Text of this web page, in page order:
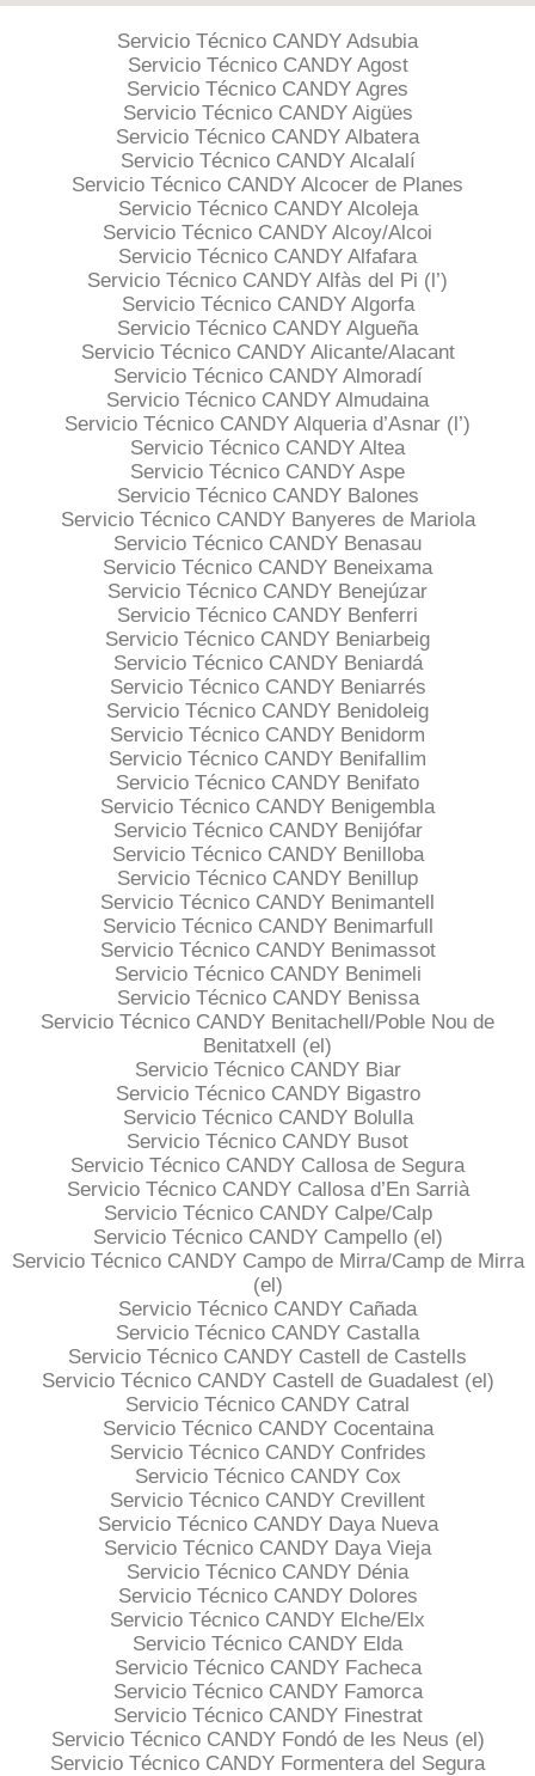
Servicio Técnico CANDY Adsubia
Servicio Técnico CANDY Agost
Servicio Técnico CANDY Agres
Servicio Técnico CANDY Aigües
Servicio Técnico CANDY Albatera
Servicio Técnico CANDY Alcalalí
Servicio Técnico CANDY Alcocer de Planes
Servicio Técnico CANDY Alcoleja
Servicio Técnico CANDY Alcoy/Alcoi
Servicio Técnico CANDY Alfafara
Servicio Técnico CANDY Alfàs del Pi (l’)
Servicio Técnico CANDY Algorfa
Servicio Técnico CANDY Algueña
Servicio Técnico CANDY Alicante/Alacant
Servicio Técnico CANDY Almoradí
Servicio Técnico CANDY Almudaina
Servicio Técnico CANDY Alqueria d’Asnar (l’)
Servicio Técnico CANDY Altea
Servicio Técnico CANDY Aspe
Servicio Técnico CANDY Balones
Servicio Técnico CANDY Banyeres de Mariola
Servicio Técnico CANDY Benasau
Servicio Técnico CANDY Beneixama
Servicio Técnico CANDY Benejúzar
Servicio Técnico CANDY Benferri
Servicio Técnico CANDY Beniarbeig
Servicio Técnico CANDY Beniardá
Servicio Técnico CANDY Beniarrés
Servicio Técnico CANDY Benidoleig
Servicio Técnico CANDY Benidorm
Servicio Técnico CANDY Benifallim
Servicio Técnico CANDY Benifato
Servicio Técnico CANDY Benigembla
Servicio Técnico CANDY Benijófar
Servicio Técnico CANDY Benilloba
Servicio Técnico CANDY Benillup
Servicio Técnico CANDY Benimantell
Servicio Técnico CANDY Benimarfull
Servicio Técnico CANDY Benimassot
Servicio Técnico CANDY Benimeli
Servicio Técnico CANDY Benissa
Servicio Técnico CANDY Benitachell/Poble Nou de
Benitatxell (el)
Servicio Técnico CANDY Biar
Servicio Técnico CANDY Bigastro
Servicio Técnico CANDY Bolulla
Servicio Técnico CANDY Busot
Servicio Técnico CANDY Callosa de Segura
Servicio Técnico CANDY Callosa d’En Sarrià
Servicio Técnico CANDY Calpe/Calp
Servicio Técnico CANDY Campello (el)
Servicio Técnico CANDY Campo de Mirra/Camp de Mirra
(el)
Servicio Técnico CANDY Cañada
Servicio Técnico CANDY Castalla
Servicio Técnico CANDY Castell de Castells
Servicio Técnico CANDY Castell de Guadalest (el)
Servicio Técnico CANDY Catral
Servicio Técnico CANDY Cocentaina
Servicio Técnico CANDY Confrides
Servicio Técnico CANDY Cox
Servicio Técnico CANDY Crevillent
Servicio Técnico CANDY Daya Nueva
Servicio Técnico CANDY Daya Vieja
Servicio Técnico CANDY Dénia
Servicio Técnico CANDY Dolores
Servicio Técnico CANDY Elche/Elx
Servicio Técnico CANDY Elda
Servicio Técnico CANDY Facheca
Servicio Técnico CANDY Famorca
Servicio Técnico CANDY Finestrat
Servicio Técnico CANDY Fondó de les Neus (el)
Servicio Técnico CANDY Formentera del Segura